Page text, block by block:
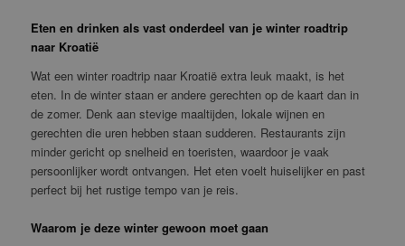
Eten en drinken als vast onderdeel van je winter roadtrip
naar Kroatië
Wat een winter roadtrip naar Kroatië extra leuk maakt, is het
eten. In de winter staan er andere gerechten op de kaart dan in
de zomer. Denk aan stevige maaltijden, lokale wijnen en
gerechten die uren hebben staan sudderen. Restaurants zijn
minder gericht op snelheid en toeristen, waardoor je vaak
persoonlijker wordt ontvangen. Het eten voelt huiselijker en past
perfect bij het rustige tempo van je reis.
Waarom je deze winter gewoon moet gaan